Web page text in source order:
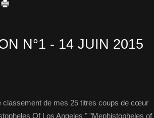
N°1 - 14 JUIN 2015
classement de mes 25 titres coups de cœur
Of Los Angeles " "Mephistopheles of